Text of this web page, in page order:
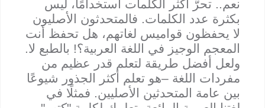
نعم.. تحرَّ أكثر الكلمات استخدامًا، ليس
بكثرة عدد الكلمات. فالمتحدثون الأصليون
لا يحفظون قواميس لغاتهم، هل تحفظ أنت
المعجم الوجيز في اللغة العربية؟! بالطبع لا.
ولعل أفضل طريقة لتعلم قدر عظيم من
مفردات اللغة –هو تعلم أكثر الجذور شيوعًا
بين عامة المتحدثين الأصليين. فمثلًا في